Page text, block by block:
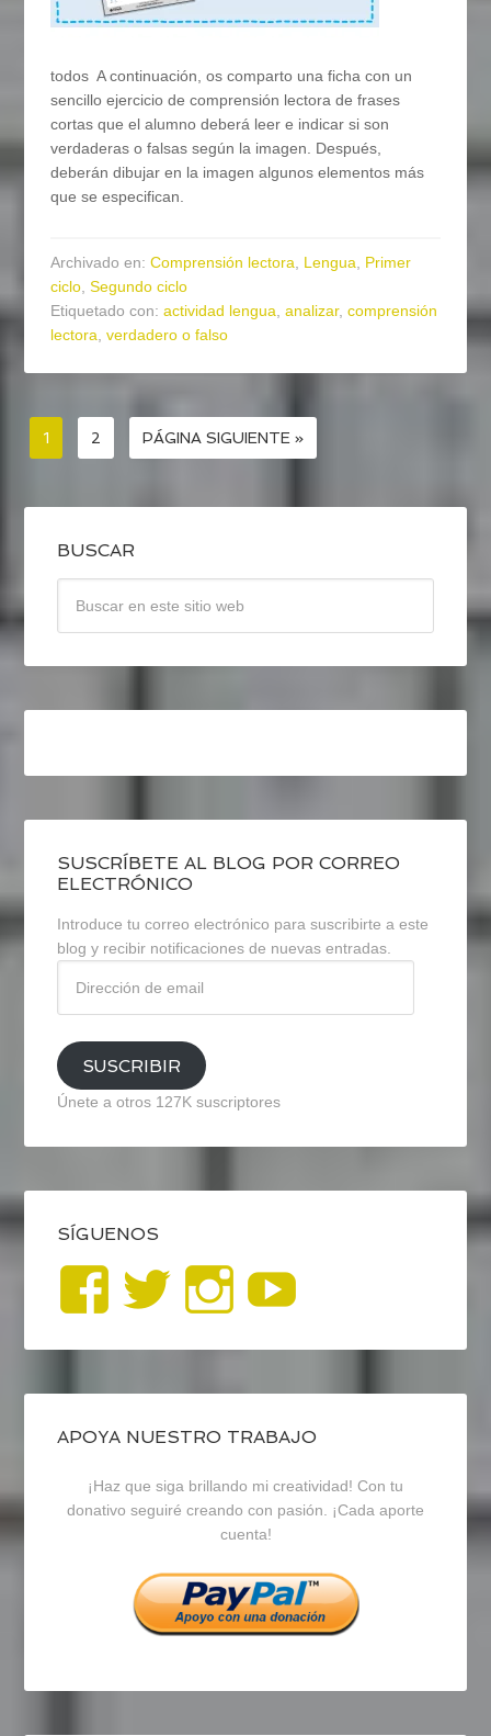
todos A continuación, os comparto una ficha con un
sencillo ejercicio de comprensión lectora de frases
cortas que el alumno deberá leer e indicar si son
verdaderas o falsas según la imagen. Después,
deberán dibujar en la imagen algunos elementos más
que se especifican.
Archivado en:Comprensión lectora, Lengua, Primer
ciclo,Segundo ciclo
Etiquetado con:actividad lengua,analizar,comprensión
lectora,verdadero o falso
1 2 PÁGINA SIGUIENTE »
BUSCAR
SUSCRÍBETE AL BLOG POR CORREO
ELECTRÓNICO
Introduce tu correo electrónico para suscribirte a este
blog y recibir notificaciones de nuevas entradas.
email
SUSCRIBIR
Únete a otros 127K suscriptores
SÍGUENOS
Ver
perfil
de
blogrecursosep
en
Facebook
Ver
perfil
de
recursosep
en
Twitter
Ver
perfil
de
recursosep
en
Instagram
APOYA NUESTRO TRABAJO
¡Haz que siga brillando mi creatividad! Con tu
donativo seguiré creando con pasión. ¡Cada aporte
cuenta!